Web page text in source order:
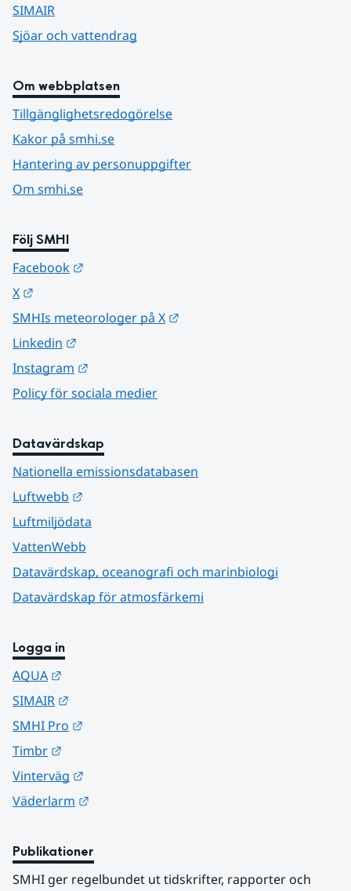
SIMAIR
Sjöar och vattendrag
Om webbplatsen
Tillgänglighetsredogörelse
Kakor på smhi.se
Hantering av personuppgifter
Om smhi.se
Följ SMHI
Facebook
X
SMHIs meteorologer på X
Linkedin
Instagram
Policy för sociala medier
Datavärdskap
Nationella emissionsdatabasen
Luftwebb
Luftmiljödata
VattenWebb
Datavärdskap, oceanografi och marinbiologi
Datavärdskap för atmosfärkemi
Logga in
AQUA
SIMAIR
SMHI Pro
Timbr
Vinterväg
Väderlarm
Publikationer
SMHI ger regelbundet ut tidskrifter, rapporter och